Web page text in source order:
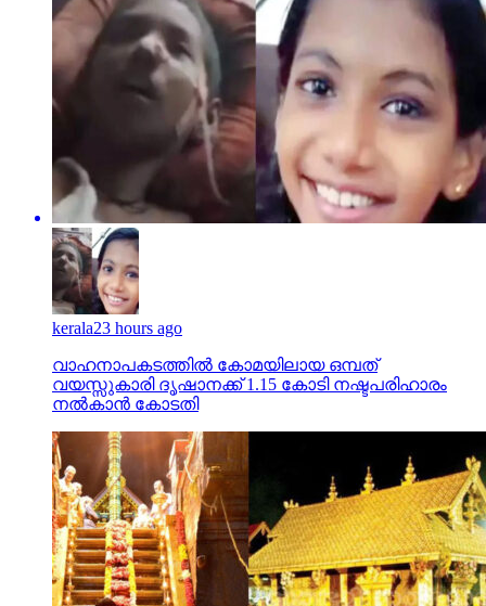
kerala23 hours ago
വാഹനാപകടത്തില്‍ കോമയിലായ ഒമ്പത്
വയസ്സുകാരി ദൃഷാനക്ക് 1.15 കോടി നഷ്ടപരിഹാരം
നല്‍കാന്‍ കോടതി